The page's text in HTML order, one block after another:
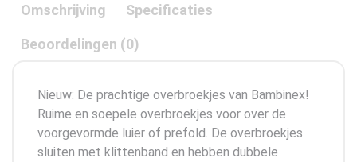
Omschrijving Specificaties
Beoordelingen (0)
Nieuw: De prachtige overbroekjes van Bambinex!
Ruime en soepele overbroekjes voor over de
voorgevormde luier of prefold. De overbroekjes
sluiten met klittenband en hebben dubbele